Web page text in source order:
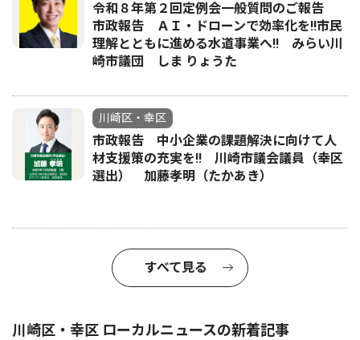
令和８年第２回定例会一般質問のご報告
市政報告 ＡＩ・ドローンで効率化を!!市民
理解とともに進める水道事業へ!! みらい川
崎市議団 しま りょうた
川崎区・幸区
市政報告 中小企業の課題解決に向けて人
材支援策の充実を!! 川崎市議会議員（幸区
選出） 加藤孝明（たかあき）
すべて見る
川崎区・幸区 ローカルニュースの新着記事